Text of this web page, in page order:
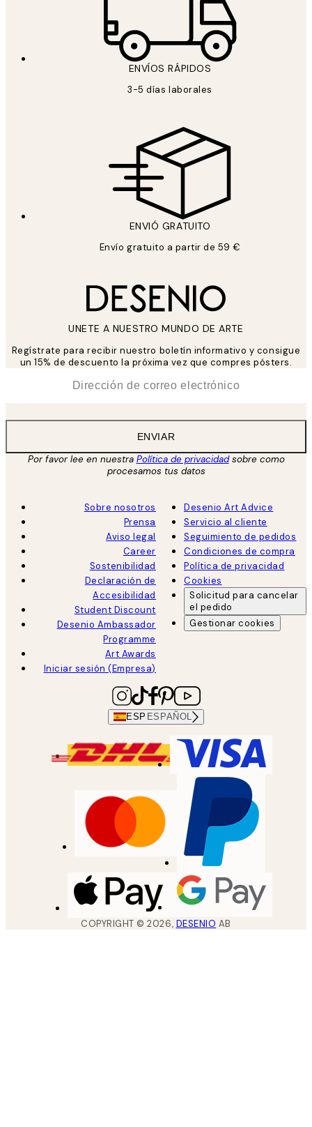
ENVÍOS RÁPIDOS
3-5 días laborales
ENVIÓ GRATUITO
Envío gratuito a partir de 59 €
UNETE A NUESTRO MUNDO DE ARTE
Regístrate para recibir nuestro boletín informativo y consigue
un 15% de descuento la próxima vez que compres pósters.
ENVIAR
Por favor lee en nuestra Política de privacidadsobre como
procesamos tus datos
Sobre nosotros
Prensa
Aviso legal
Career
Sostenibilidad
Declaración de
Accesibilidad
Student Discount
Desenio Ambassador
Programme
Art Awards
Iniciar sesión (Empresa)
Desenio Art Advice
Servicio al cliente
Seguimiento de pedidos
Condiciones de compra
Política de privacidad
Cookies
Solicitud para cancelar
el pedido
Gestionar cookies
ESP ESPAÑOL
COPYRIGHT ©2026, DESENIO AB